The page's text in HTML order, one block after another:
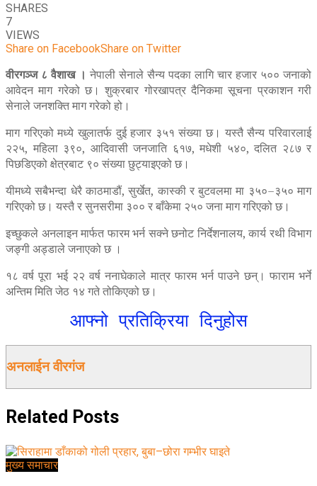
SHARES
7
VIEWS
Share on FacebookShare on Twitter
वीरगञ्ज ८ वैशाख । नेपाली सेनाले सैन्य पदका लागि चार हजार ५०० जनाको
आवेदन माग गरेको छ। शुक्रबार गोरखापत्र दैनिकमा सूचना प्रकाशन गरी
सेनाले जनशक्ति माग गरेको हो।
माग गरिएको मध्ये खुलातर्फ दुई हजार ३५१ संख्या छ। यस्तै सैन्य परिवारलाई
२२५, महिला ३९०, आदिवासी जनजाति ६१७, मधेशी ५४०, दलित २८७ र
पिछडिएको क्षेत्रबाट ९० संख्या छुट्याइएको छ।
यीमध्ये सबैभन्दा धेरै काठमाडौं, सुर्खेत, कास्की र बुटवलमा मा ३५०–३५० माग
गरिएको छ। यस्तै र सुनसरीमा ३०० र बाँकेमा २५० जना माग गरिएको छ।
इच्छुकले अनलाइन मार्फत फारम भर्न सक्ने छनोट निर्देशनालय, कार्य रथी विभाग
जङ्गी अड्डाले जनाएको छ ।
१८ वर्ष पूरा भई २२ वर्ष ननाघेकाले मात्र फारम भर्न पाउने छन्। फाराम भर्ने
अन्तिम मिति जेठ १४ गते तोकिएको छ।
आफ्नो प्रतिक्रिया दिनुहोस
अनलाईन वीरगंज
Related Posts
मुख्य समाचार